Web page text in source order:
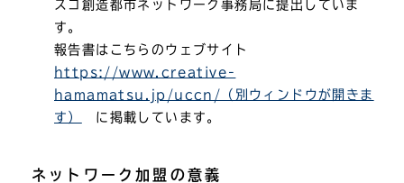
スコ創造都市ネットワーク事務局に提出していま
す。
報告書はこちらのウェブサイト
https://www.creative-
hamamatsu.jp/uccn/（別ウィンドウが開きま
す）
に掲載しています。
ネットワーク加盟の意義